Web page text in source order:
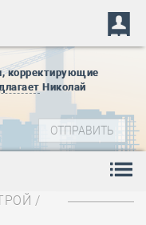
корректирующие
Николай
/